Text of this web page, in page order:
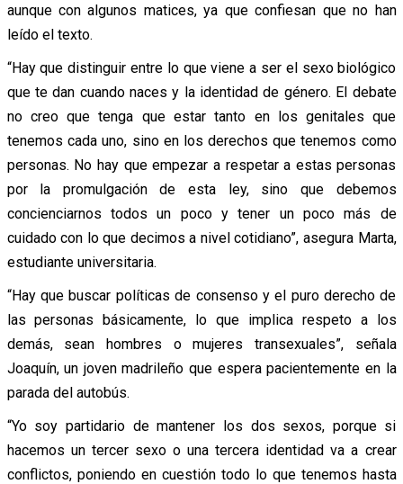
aunque con algunos matices, ya que confiesan que no han
leído el texto.
“Hay que distinguir entre lo que viene a ser el sexo biológico
que te dan cuando naces y la identidad de género. El debate
no creo que tenga que estar tanto en los genitales que
tenemos cada uno, sino en los derechos que tenemos como
personas. No hay que empezar a respetar a estas personas
por la promulgación de esta ley, sino que debemos
concienciarnos todos un poco y tener un poco más de
cuidado con lo que decimos a nivel cotidiano”, asegura Marta,
estudiante universitaria.
“Hay que buscar políticas de consenso y el puro derecho de
las personas básicamente, lo que implica respeto a los
demás, sean hombres o mujeres transexuales”, señala
Joaquín, un joven madrileño que espera pacientemente en la
parada del autobús.
“Yo soy partidario de mantener los dos sexos, porque si
hacemos un tercer sexo o una tercera identidad va a crear
conflictos, poniendo en cuestión todo lo que tenemos hasta